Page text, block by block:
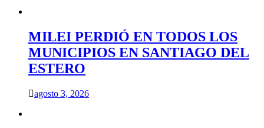
MILEI PERDIÓ EN TODOS LOS
MUNICIPIOS EN SANTIAGO DEL
ESTERO
agosto 3, 2026